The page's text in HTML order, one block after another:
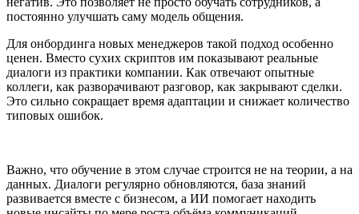
постоянно улучшать саму модель общения.
Для онбординга новых менеджеров такой подход особенно
ценен. Вместо сухих скриптов им показывают реальные
диалоги из практики компании. Как отвечают опытные
коллеги, как разворачивают разговор, как закрывают сделки.
Это сильно сокращает время адаптации и снижает количество
типовых ошибок.
Важно, что обучение в этом случае строится не на теории, а на
данных. Диалоги регулярно обновляются, база знаний
развивается вместе с бизнесом, а ИИ помогает находить